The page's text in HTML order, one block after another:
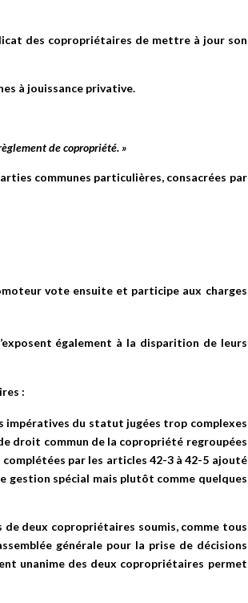
des copropriétaires de mettre à jour son
à jouissance privative.
de copropriété. »
communes particulières, consacrées par
vote ensuite et participe aux charges
également à la disparition de leurs
:
impératives du statut jugées trop complexes
droit commun de la copropriété regroupées
par les articles 42-3 à 42-5 ajouté
gestion spécial mais plutôt comme quelques
de deux copropriétaires soumis, comme tous
générale pour la prise de décisions
unanime des deux copropriétaires permet